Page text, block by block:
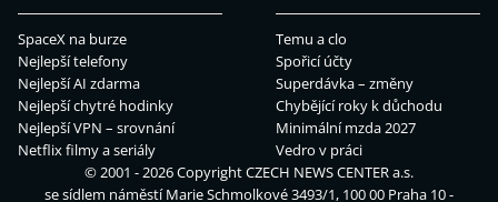
SpaceX na burze
Nejlepší telefony
Nejlepší AI zdarma
Nejlepší chytré hodinky
Nejlepší VPN – srovnání
Netflix filmy a seriály
Temu a clo
Spořicí účty
Superdávka – změny
Chybějící roky k důchodu
Minimální mzda 2027
Vedro v práci
© 2001 - 2026 CopyrightCZECH NEWS CENTER a.s.
se sídlem náměstí Marie Schmolkové 3493/1, 100 00 Praha 10 -